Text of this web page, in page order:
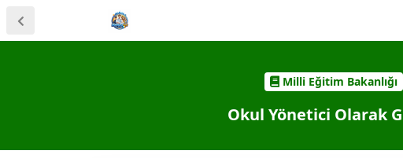
Milli Eğitim Bakanlığı
Okul Yönetici Olarak